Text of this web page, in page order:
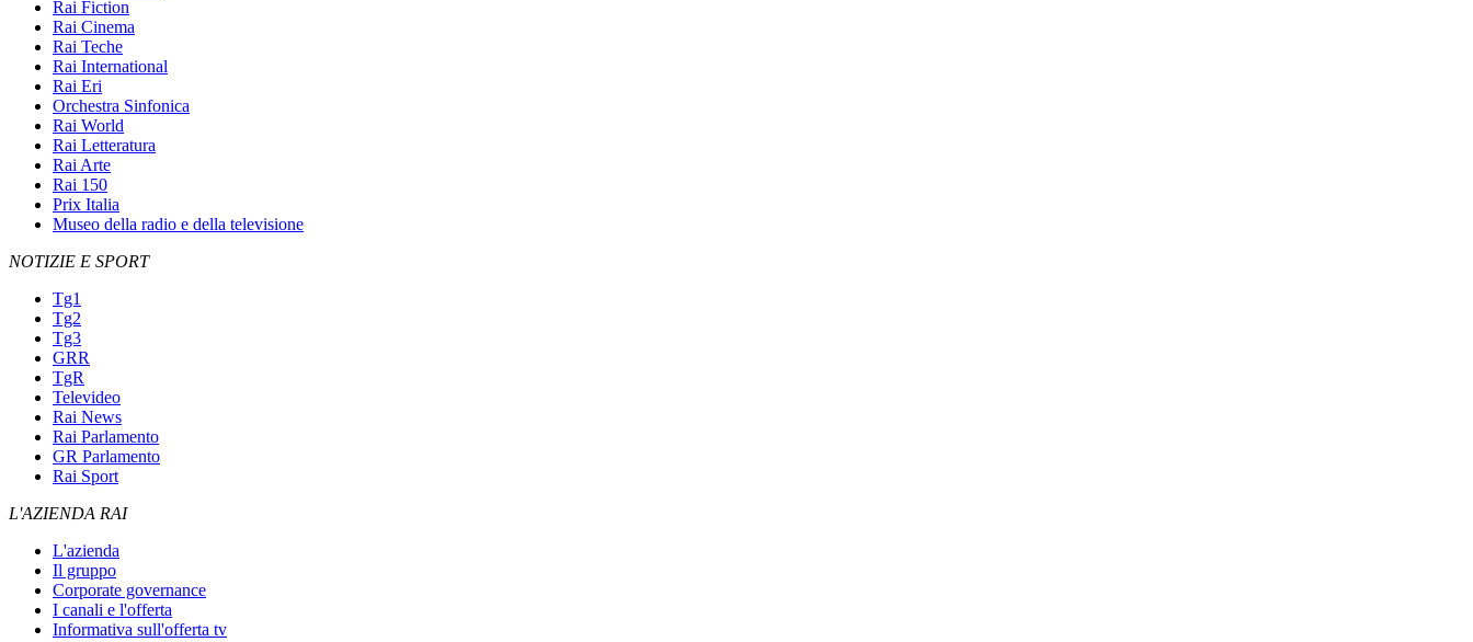
Rai Fiction
Rai Cinema
Rai Teche
Rai International
Rai Eri
Orchestra Sinfonica
Rai World
Rai Letteratura
Rai Arte
Rai 150
Prix Italia
Museo della radio e della televisione
NOTIZIE E SPORT
Tg1
Tg2
Tg3
GRR
TgR
Televideo
Rai News
Rai Parlamento
GR Parlamento
Rai Sport
L'AZIENDA RAI
L'azienda
Il gruppo
Corporate governance
I canali e l'offerta
Informativa sull'offerta tv